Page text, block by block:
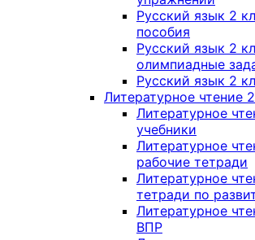
Русский язык 2
пособия
Русский язык 2
олимпиадные
Русский язык 2
Литературное чтение
Литературное
учебники
Литературное
рабочие тетради
Литературное
тетради по
Литературное
ВПР